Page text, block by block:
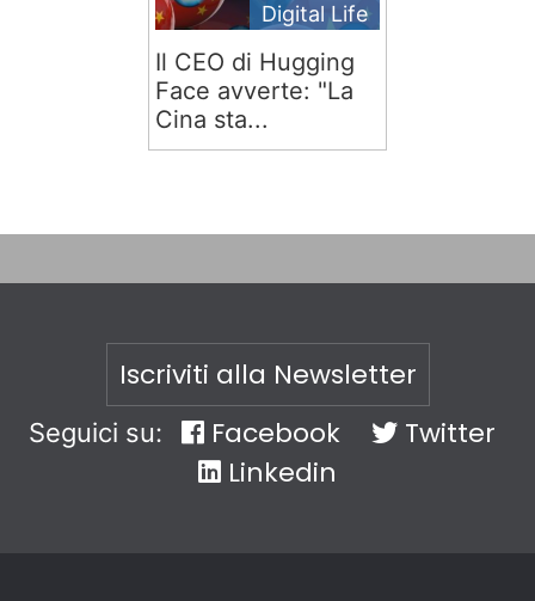
Digital Life
Il CEO di Hugging
Face avverte: "La
Cina sta...
Iscriviti alla Newsletter
Seguici su: Facebook
Twitter
Linkedin